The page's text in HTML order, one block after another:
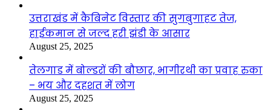
उत्तराखंड में कैबिनेट विस्तार की सुगबुगाहट तेज,
हाईकमान से जल्द हरी झंडी के आसार
August 25, 2025
तेलगाड में बोल्डरों की बौछार, भागीरथी का प्रवाह रुका
– भय और दहशत में लोग
August 25, 2025